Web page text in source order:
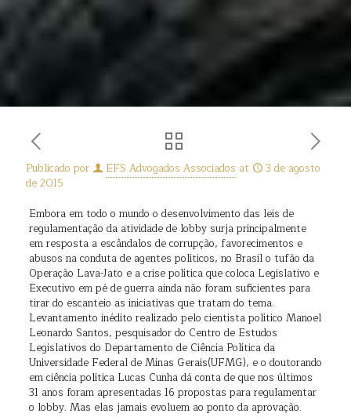
Publicado por EFS Advogados Associados at
3 de agosto
de 2015
Embora em todo o mundo o desenvolvimento das leis de
regulamentação da atividade de lobby surja principalmente
em resposta a escândalos de corrupção, favorecimentos e
abusos na conduta de agentes políticos, no Brasil o tufão da
Operação Lava-Jato e a crise política que coloca Legislativo e
Executivo em pé de guerra ainda não foram suficientes para
tirar do escanteio as iniciativas que tratam do tema.
Levantamento inédito realizado pelo cientista político Manoel
Leonardo Santos, pesquisador do Centro de Estudos
Legislativos do Departamento de Ciência Política da
Universidade Federal de Minas Gerais(UFMG), e o doutorando
em ciência política Lucas Cunha dá conta de que nos últimos
31 anos foram apresentadas 16 propostas para regulamentar
o lobby. Mas elas jamais evoluem ao ponto da aprovação.